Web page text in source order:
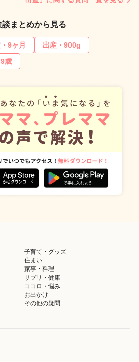
まとめから見る
9ヶ月
出産・900g
歳
子育て・グッズ
住まい
家事・料理
サプリ・健康
ココロ・悩み
お出かけ
その他の疑問